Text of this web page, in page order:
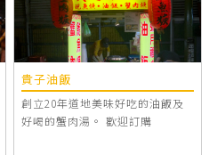
貴子油飯
創立20年道地美味好吃的油飯及
好喝的蟹肉湯。 歡迎訂購